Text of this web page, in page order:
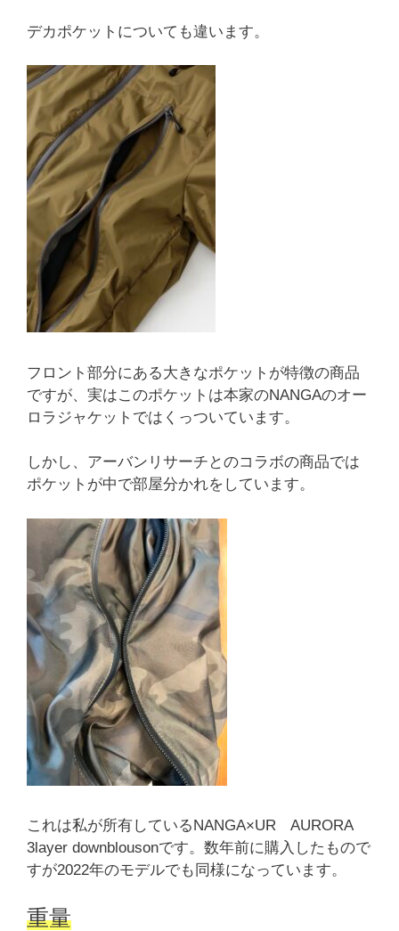
デカポケットについても違います。
フロント部分にある大きなポケットが特徴の商品
ですが、実はこのポケットは本家のNANGAのオー
ロラジャケットではくっついています。
しかし、アーバンリサーチとのコラボの商品では
ポケットが中で部屋分かれをしています。
これは私が所有しているNANGA×UR AURORA
3layer downblousonです。数年前に購入したもので
すが2022年のモデルでも同様になっています。
重量